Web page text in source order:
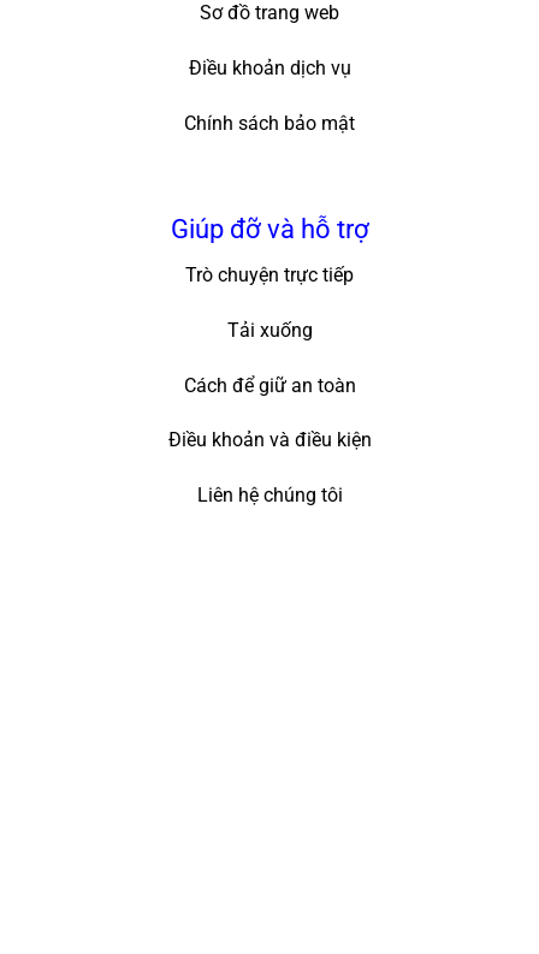
Sơ đồ trang web
Điều khoản dịch vụ
Chính sách bảo mật
Giúp đỡ và hỗ trợ
Trò chuyện trực tiếp
Tải xuống
Cách để giữ an toàn
Điều khoản và điều kiện
Liên hệ chúng tôi